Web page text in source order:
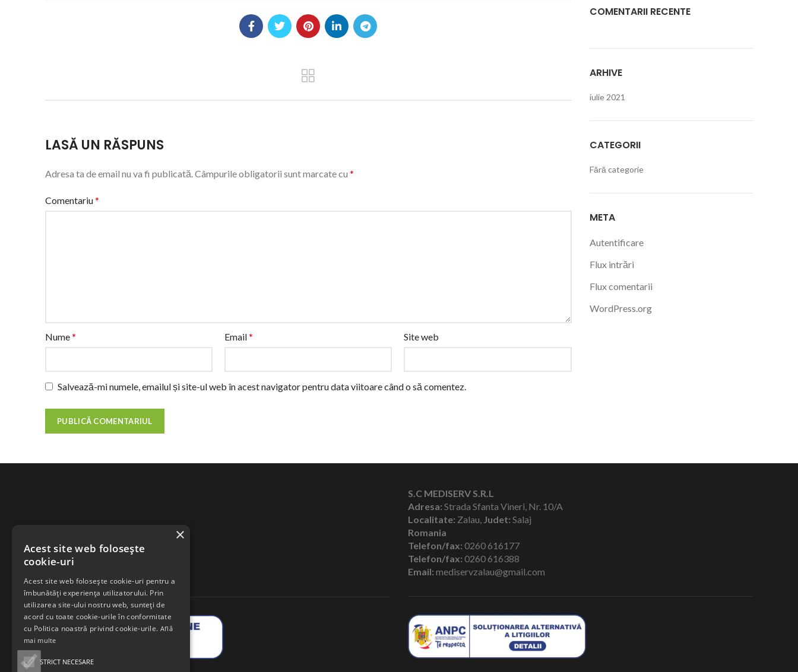
LASĂ UN RĂSPUNS
Adresa ta de email nu va fi publicată.Câmpurile obligatorii sunt marcate cu *
Comentariu*
Nume* Email* Site web
Salvează-mi numele, emailul și site-ul web în acest navigator pentru data viitoare când o să comentez.
COMENTARII RECENTE
ARHIVE
iulie 2021
CATEGORII
Fără categorie
META
Autentificare
Flux intrări
Flux comentarii
WordPress.org
S.C MEDISERV S.R.L
Adresa: Strada Sfanta Vineri, Nr. 10/A
Localitate: Zalau, Judet: Salaj
Romania
Telefon/fax: 0260 616177
Telefon/fax: 0260 616388
Email: mediservzalau@gmail.com
×
Acest site web folosește
cookie-uri
Acest site web folosește cookie-uri pentru a
îmbunătăți experiența utilizatorului. Prin
utilizarea site-ului nostru web, sunteți de
acord cu toate cookie-urile în conformitate
cu Politica noastră privind cookie-urile. Află
mai multe
STRICT NECESARE